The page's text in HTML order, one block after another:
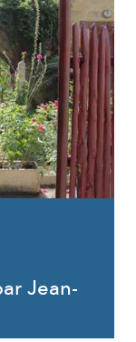
Jean-